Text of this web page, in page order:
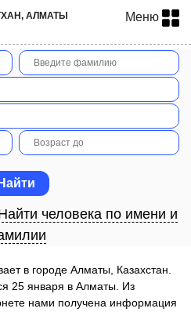
АЛМАТЫ
Меню
человека по имени и
в городе Алматы, Казахстан.
25 января в Алматы. Из
нами получена информация